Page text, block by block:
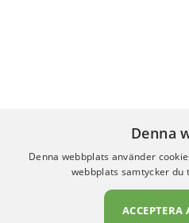
Denna
Denna webbplats använder
webbplats samtycker du
ACCEPTERA